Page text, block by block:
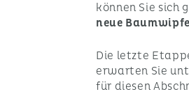
können Sie sich
neue
Die letzte
erwarten Sie
für diesen